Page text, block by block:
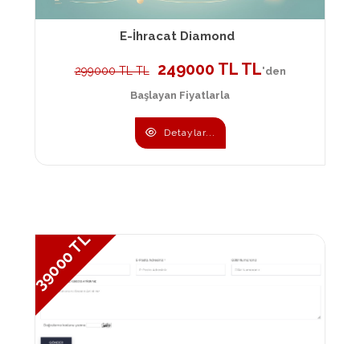
E-İhracat Diamond
299000 TL TL 249000 TL TL'den
Başlayan Fiyatlarla
Detaylar...
39000 TL